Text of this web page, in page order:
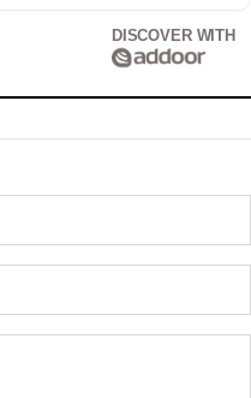
DISCOVER WITH